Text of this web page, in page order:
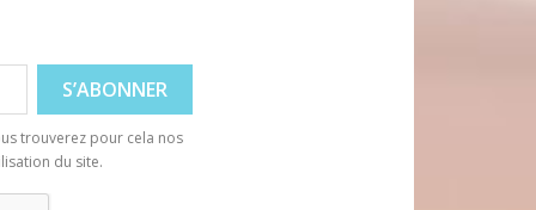
trouverez pour cela nos
du site.